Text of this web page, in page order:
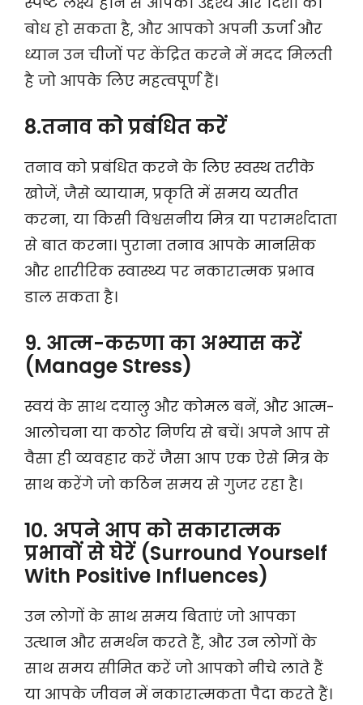
बोध हो सकता है, और आपको अपनी ऊर्जा और
ध्यान उन चीजों पर केंद्रित करने में मदद मिलती
है जो आपके लिए महत्वपूर्ण हैं।
8.तनाव को प्रबंधित करें
तनाव को प्रबंधित करने के लिए स्वस्थ तरीके
खोजें, जैसे व्यायाम, प्रकृति में समय व्यतीत
करना, या किसी विश्वसनीय मित्र या परामर्शदाता
से बात करना। पुराना तनाव आपके मानसिक
और शारीरिक स्वास्थ्य पर नकारात्मक प्रभाव
डाल सकता है।
9. आत्म-करुणा का अभ्यास करें
(Manage Stress)
स्वयं के साथ दयालु और कोमल बनें, और आत्म-
आलोचना या कठोर निर्णय से बचें। अपने आप से
वैसा ही व्यवहार करें जैसा आप एक ऐसे मित्र के
साथ करेंगे जो कठिन समय से गुजर रहा है।
10. अपने आप को सकारात्मक
प्रभावों से घेरें (Surround Yourself
With Positive Influences)
उन लोगों के साथ समय बिताएं जो आपका
उत्थान और समर्थन करते हैं, और उन लोगों के
साथ समय सीमित करें जो आपको नीचे लाते हैं
या आपके जीवन में नकारात्मकता पैदा करते हैं।